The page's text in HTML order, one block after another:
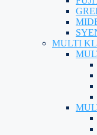
MULTI